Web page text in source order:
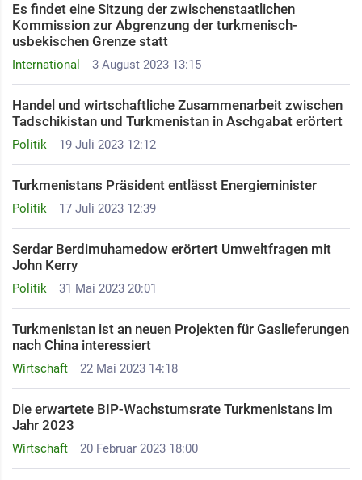
International 3 August 2023 13:15
Es findet eine Sitzung der zwischenstaatlichen
Kommission zur Abgrenzung der turkmenisch-
usbekischen Grenze statt
Politik 19 Juli 2023 12:12
Handel und wirtschaftliche Zusammenarbeit zwischen
Tadschikistan und Turkmenistan in Aschgabat erörtert
Politik 17 Juli 2023 12:39
Turkmenistans Präsident entlässt Energieminister
Politik 31 Mai 2023 20:01
Serdar Berdimuhamedow erörtert Umweltfragen mit
John Kerry
Wirtschaft 22 Mai 2023 14:18
Turkmenistan ist an neuen Projekten für Gaslieferungen
nach China interessiert
Wirtschaft 20 Februar 2023 18:00
Die erwartete BIP-Wachstumsrate Turkmenistans im
Jahr 2023